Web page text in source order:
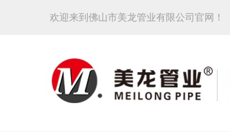
欢迎来到佛山市美龙管业有限公司官网！